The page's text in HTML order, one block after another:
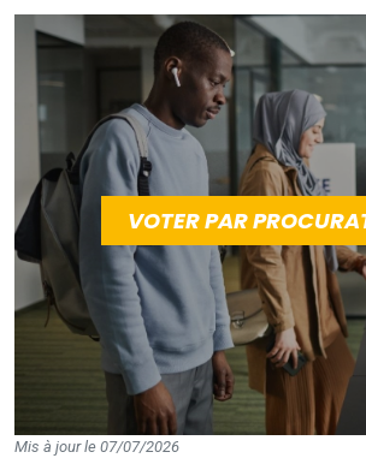
VOTER PAR
Mis à jour le 07/07/2026